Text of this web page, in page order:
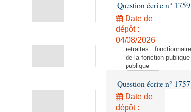
Question écrite n°
Date de
dépôt :
04/08/2026
retraites :
de la fonction
publique
Question écrite n°
Date de
dépôt :